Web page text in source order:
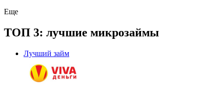
Еще
ТОП 3: лучшие микрозаймы
Лучший займ